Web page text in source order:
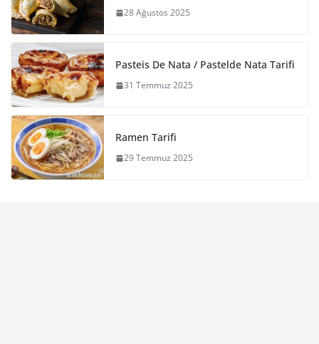
28 Ağustos 2025
Pasteis De Nata / Pastelde Nata Tarifi
31 Temmuz 2025
Ramen Tarifi
29 Temmuz 2025